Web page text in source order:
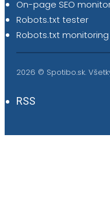
On-page SEO
Robots.txt tester
Robots.txt monitoring
2026 © Spotibo.sk.
RSS